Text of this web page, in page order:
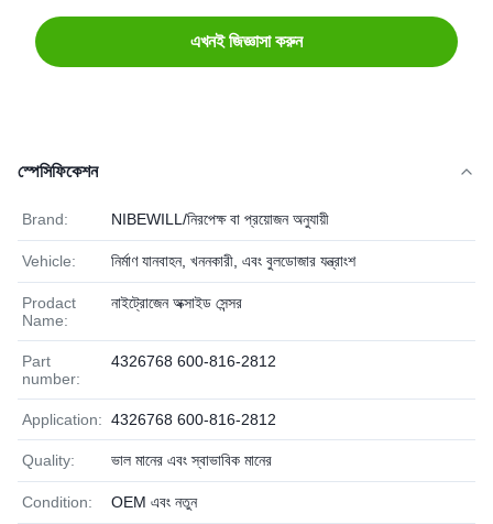
এখনই জিজ্ঞাসা করুন
স্পেসিফিকেশন
Brand: NIBEWILL/নিরপেক্ষ বা প্রয়োজন অনুযায়ী
Vehicle: নির্মাণ যানবাহন, খননকারী, এবং বুলডোজার যন্ত্রাংশ
Prodact
Name:
নাইট্রোজেন অক্সাইড সেন্সর
Part
number:
4326768 600-816-2812
Application: 4326768 600-816-2812
Quality: ভাল মানের এবং স্বাভাবিক মানের
Condition: OEM এবং নতুন